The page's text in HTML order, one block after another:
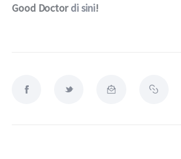
Good Doctor di sini!